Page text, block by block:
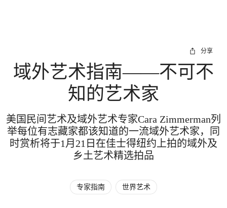
分享
域外艺术指南——不可不
知的艺术家
美国民间艺术及域外艺术专家Cara Zimmerman列
举每位有志藏家都该知道的一流域外艺术家，同
时赏析将于1月21日在佳士得纽约上拍的域外及
乡土艺术精选拍品
专家指南 世界艺术